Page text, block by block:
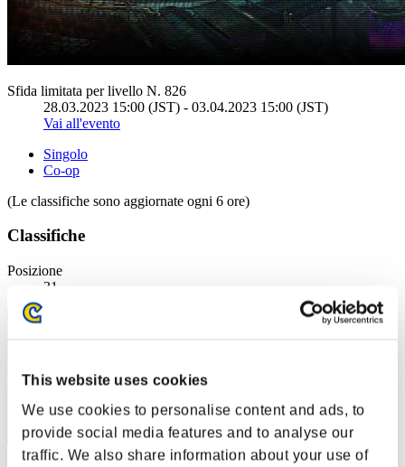
This website uses cookies
We use cookies to personalise content and ads, to
provide social media features and to analyse our
traffic. We also share information about your use of
Sfida limitata per livello N. 826
28.03.2023 15:00 (JST) - 03.04.2023 15:00 (JST)
Vai all'evento
Singolo
Co-op
(Le classifiche sono aggiornate ogni 6 ore)
Classifiche
Posizione
31